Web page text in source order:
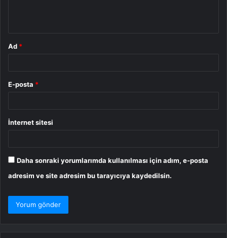
Ad *
E-posta *
İnternet sitesi
Daha sonraki yorumlarımda kullanılması için adım, e-posta
adresim ve site adresim bu tarayıcıya kaydedilsin.